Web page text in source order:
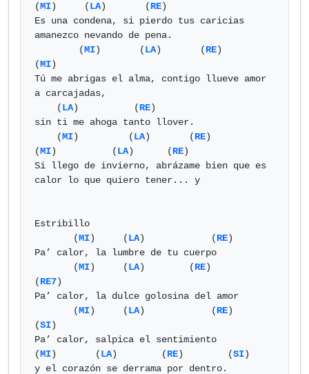
(MI)     (LA)       (RE)
Es una condena, si pierdo tus caricias
amanezco nevando de pena.
        (
MI)       (LA)       (RE)
(MI)
Tú me abrigas el alma, contigo llueve amor
a carcajadas,
    (
LA)          (RE)
sin ti me ahoga tanto llover.
    (
MI)         (LA)       (RE)
(MI)          (LA)      (RE)
Si llego de invierno, abrázame bien que es
calor lo que quiero tener... y
Estribillo
       (
MI)     (LA)            (RE)
Pa’ calor, la lumbre de tu cuerpo
       (
MI)     (LA)        (RE)
(RE7)
Pa’ calor, la dulce golosina del amor
       (
MI)     (LA)            (RE)
(SI)
Pa’ calor, salpica el sentimiento
(MI)       (LA)        (RE)        (SI)
y el corazón se derrama por dentro.